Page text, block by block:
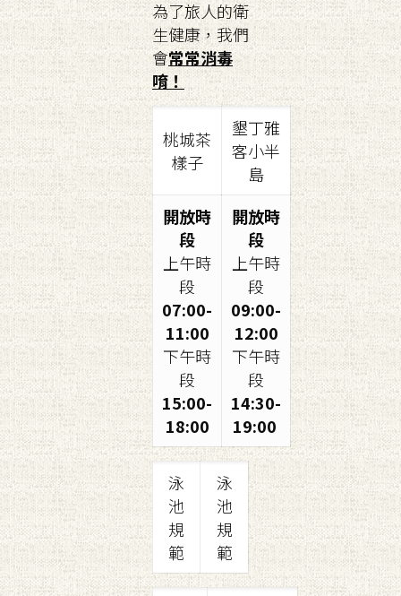
為了旅人的衛
生健康，我們
會常常消毒
唷！
桃城茶
樣子
墾丁雅
客小半
島
開放時
段
上午時
段
07:00-
11:00
下午時
段
15:00-
18:00
開放時
段
上午時
段
09:00-
12:00
下午時
段
14:30-
19:00
泳
池
規
範
泳
池
規
範